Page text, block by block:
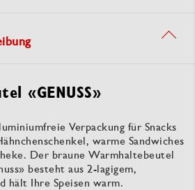
«GENUSS»
Verpackung für Snacks
warme Sandwiches
Der braune Warmhaltebeutel
besteht aus 2-lagigem,
hält Ihre Speisen warm.